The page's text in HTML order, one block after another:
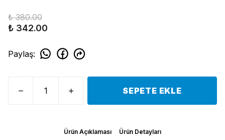
₺ 380.00
₺ 342.00
Paylaş:
SEPETE EKLE
Ürün Açıklaması Ürün Detayları